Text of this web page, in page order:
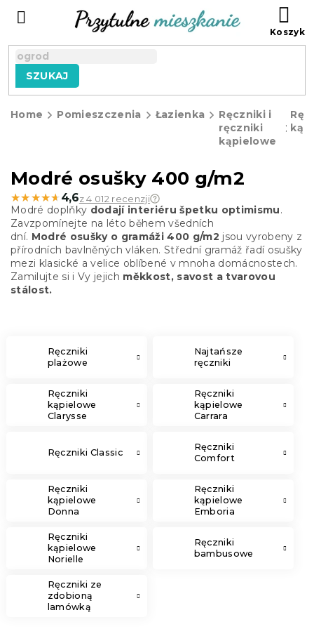
SZUKAJ
Home Pomieszczenia Łazienka
Ręczniki i
ręczniki
kąpielowe
Modré osušky 400 g/m2
★★★★★
★★★★★ 4,6z 4 012 recenzji
Modré doplňky dodají interiéru špetku optimismu.
Zavzpomínejte na léto během všedních
dní. Modré osušky o gramáži 400 g/m2 jsou vyrobeny z
přírodních bavlněných vláken. Střední gramáž řadí osušky
mezi klasické a velice oblíbené v mnoha domácnostech.
Zamilujte si i Vy jejich měkkost, savost a tvarovou
stálost.
Ręczniki
plażowe
Najtańsze
ręczniki
Ręczniki
kąpielowe
Clarysse
Ręczniki
kąpielowe
Carrara
Ręczniki Classic
Ręczniki
Comfort
Ręczniki
kąpielowe
Donna
Ręczniki
kąpielowe
Emboria
Ręczniki
kąpielowe
Norielle
Ręczniki
bambusowe
Ręczniki ze
zdobioną
lamówką